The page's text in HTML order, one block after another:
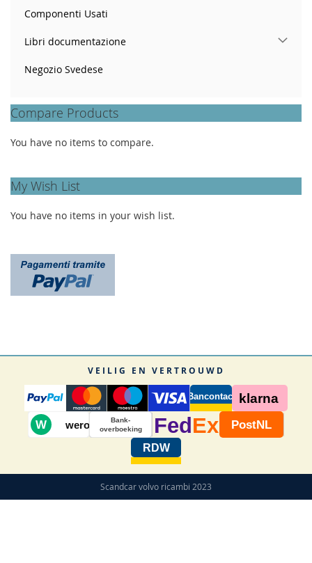
Componenti Usati
Libri documentazione
Negozio Svedese
Compare Products
You have no items to compare.
My Wish List
You have no items in your wish list.
VEILIG EN VERTROUWD
Bancontact klarna
W wero
Bank-
overboeking
Fed Ex PostNL
RDW
Scandcar volvo ricambi 2023